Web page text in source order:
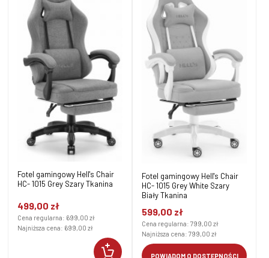
Fotel gamingowy Hell's Chair
HC- 1015 Grey Szary Tkanina
499,00 zł
Cena regularna: 699,00 zł
Najniższa cena: 699,00 zł
Fotel gamingowy Hell's Chair
HC- 1015 Grey White Szary
Biały Tkanina
599,00 zł
Cena regularna: 799,00 zł
Najniższa cena: 799,00 zł
POWIADOM O DOSTĘPNOŚCI